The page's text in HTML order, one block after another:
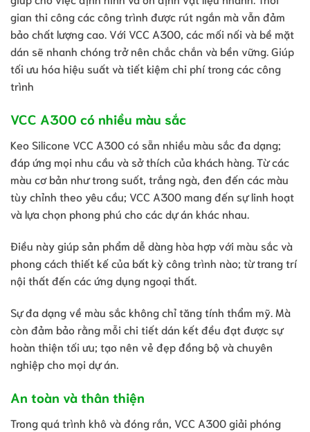
gian thi công các công trình được rút ngắn mà vẫn đảm
bảo chất lượng cao. Với VCC A300, các mối nối và bề mặt
dán sẽ nhanh chóng trở nên chắc chắn và bền vững. Giúp
tối ưu hóa hiệu suất và tiết kiệm chi phí trong các công
trình
VCC A300 có nhiều màu sắc
Keo Silicone VCC A300 có sẵn nhiều màu sắc đa dạng;
đáp ứng mọi nhu cầu và sở thích của khách hàng. Từ các
màu cơ bản như trong suốt, trắng ngà, đen đến các màu
tùy chỉnh theo yêu cầu; VCC A300 mang đến sự linh hoạt
và lựa chọn phong phú cho các dự án khác nhau.
Điều này giúp sản phẩm dễ dàng hòa hợp với màu sắc và
phong cách thiết kế của bất kỳ công trình nào; từ trang trí
nội thất đến các ứng dụng ngoại thất.
Sự đa dạng về màu sắc không chỉ tăng tính thẩm mỹ. Mà
còn đảm bảo rằng mỗi chi tiết dán kết đều đạt được sự
hoàn thiện tối ưu; tạo nên vẻ đẹp đồng bộ và chuyên
nghiệp cho mọi dự án.
An toàn và thân thiện
Trong quá trình khô và đóng rắn, VCC A300 giải phóng